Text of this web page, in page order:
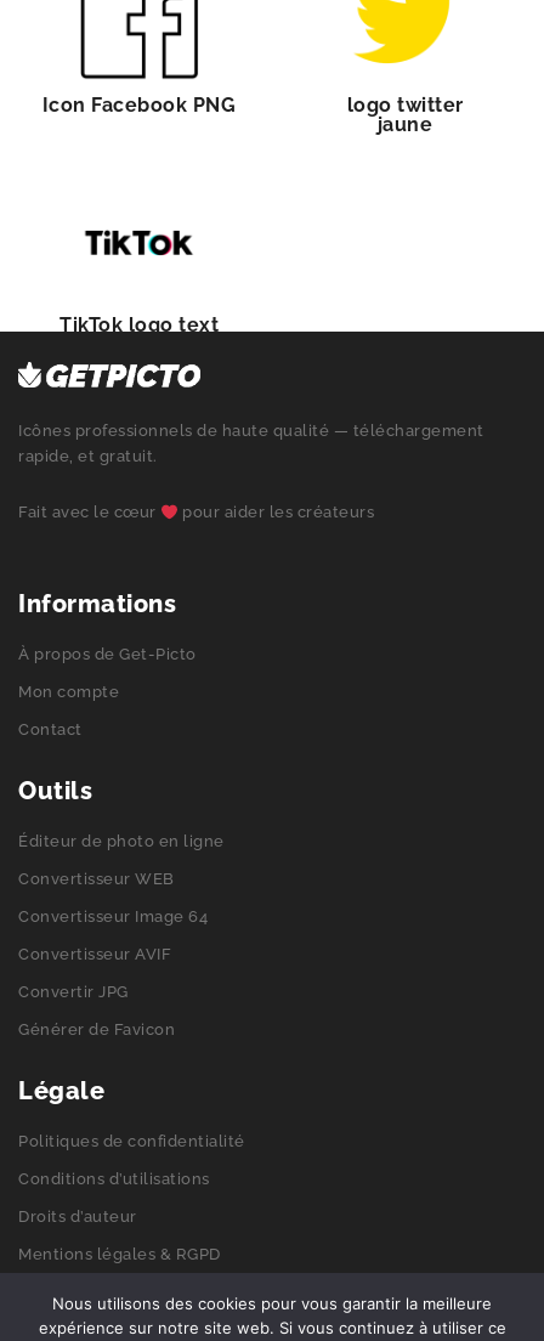
Icon Facebook PNG
logo twitter
jaune
TikTok logo text
Icônes professionnels de haute qualité — téléchargement
rapide, et gratuit.
Fait avec le cœur pour aider les créateurs
Informations
À propos de Get-Picto
Mon compte
Contact
Outils
Éditeur de photo en ligne
Convertisseur WEB
Convertisseur Image 64
Convertisseur AVIF
Convertir JPG
Générer de Favicon
Légale
Politiques de confidentialité
Conditions d’utilisations
Droits d’auteur
Mentions légales & RGPD
Nous utilisons des cookies pour vous garantir la meilleure
expérience sur notre site web. Si vous continuez à utiliser ce